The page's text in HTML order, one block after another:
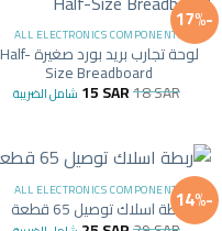
-17%
ALL ELECTRONICS COMPONENTS
لوحة تجارب بريد بورد صغيرة Half-
Size Breadboard
18SAR
15SAR شامل الضريبة
-14%
ALL ELECTRONICS COMPONENTS
ربطة اسلاك توصيل 65 قطعة